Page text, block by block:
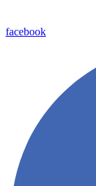
facebook